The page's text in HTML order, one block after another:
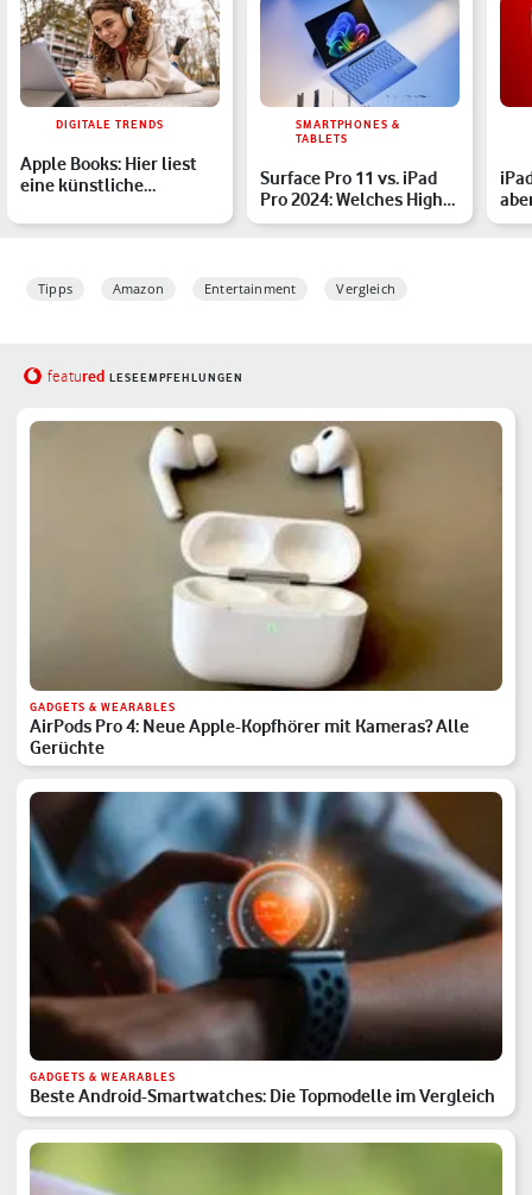
DIGITALE TRENDS
Apple Books: Hier liest
eine künstliche
vor
SMARTPHONES &
TABLETS
Surface Pro 11 vs. iPad
Pro 2024: Welches High-
End-Tablet eignet …
Tipps Amazon Entertainment Vergleich
featured LESEEMPFEHLUNGEN
GADGETS & WEARABLES
AirPods Pro 4: Neue Apple-Kopfhörer mit Kameras? Alle
Gerüchte
GADGETS & WEARABLES
Beste Android-Smartwatches: Die Topmodelle im Vergleich